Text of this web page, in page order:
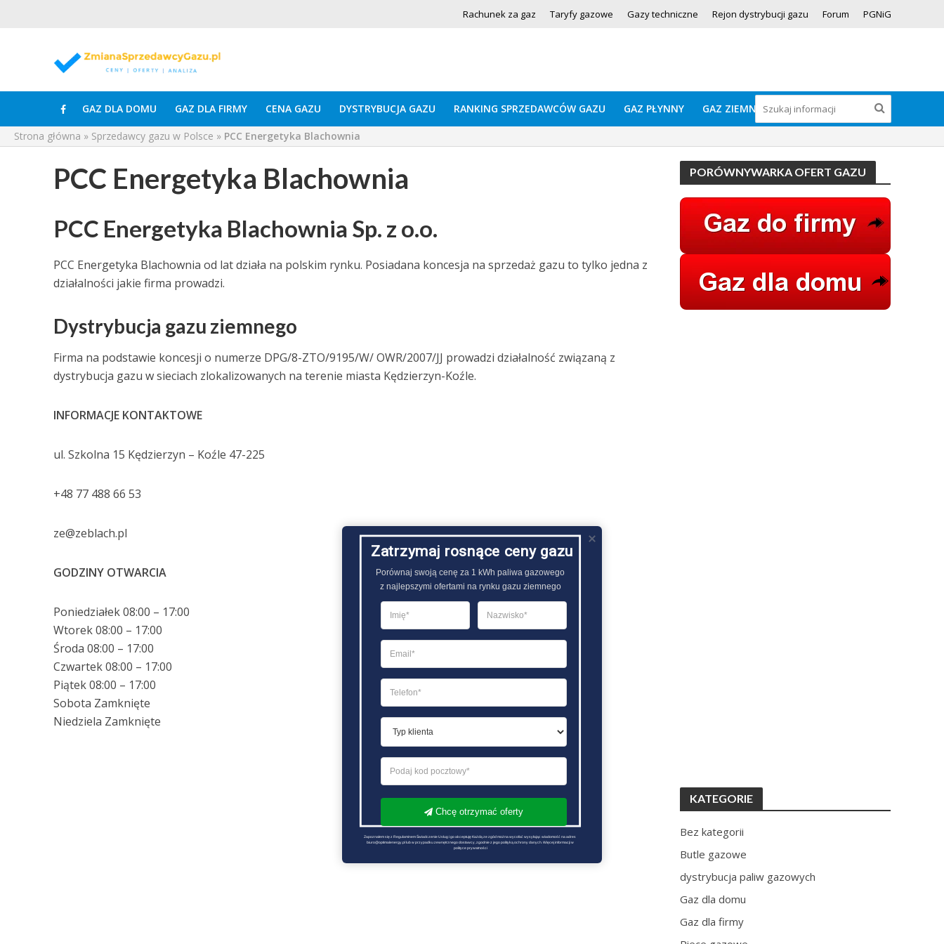
Rachunek za gaz Taryfy gazowe Gazy techniczne Rejon dystrybucji gazu Forum PGNiG
GAZ DLA DOMU GAZ DLA FIRMY CENA GAZU DYSTRYBUCJA GAZU RANKING SPRZEDAWCÓW GAZU GAZ PŁYNNY GAZ ZIEMNY
Strona główna » Sprzedawcy gazu w Polsce » PCC Energetyka Blachownia
PCC Energetyka Blachownia
PCC Energetyka Blachownia Sp. z o.o.
PCC Energetyka Blachownia od lat działa na polskim rynku. Posiadana koncesja na sprzedaż gazu to tylko jedna z
działalności jakie firma prowadzi.
Dystrybucja gazu ziemnego
Firma na podstawie koncesji o numerze DPG/8-ZTO/9195/W/ OWR/2007/JJ prowadzi działalność związaną z
dystrybucja gazu w sieciach zlokalizowanych na terenie miasta Kędzierzyn-Koźle.
INFORMACJE KONTAKTOWE
ul. Szkolna 15 Kędzierzyn – Koźle 47-225
+48 77 488 66 53
ze@zeblach.pl
GODZINY OTWARCIA
Poniedziałek 08:00 – 17:00
Wtorek 08:00 – 17:00
Środa 08:00 – 17:00
Czwartek 08:00 – 17:00
Piątek 08:00 – 17:00
Sobota Zamknięte
Niedziela Zamknięte
PORÓWNYWARKA OFERT GAZU
KATEGORIE
Bez kategorii
Butle gazowe
dystrybucja paliw gazowych
Gaz dla domu
Gaz dla firmy
Zatrzymaj rosnące ceny gazu
Porównaj swoją cenę za 1 kWh paliwa gazowego
z najlepszymi ofertami na rynku gazu ziemnego
Chcę otrzymać oferty
Zapoznałem się z Regulaminem Świadczenie Usług i go akceptuję Każdą ze zgód można wycofać wysyłając wiadomość na adres
biuro@optimalenergy.pl lub w przypadku zewnętrznego dostawcy, zgodnie z jego polityką ochrony danych. Więcej informacji w
polityce prywatności